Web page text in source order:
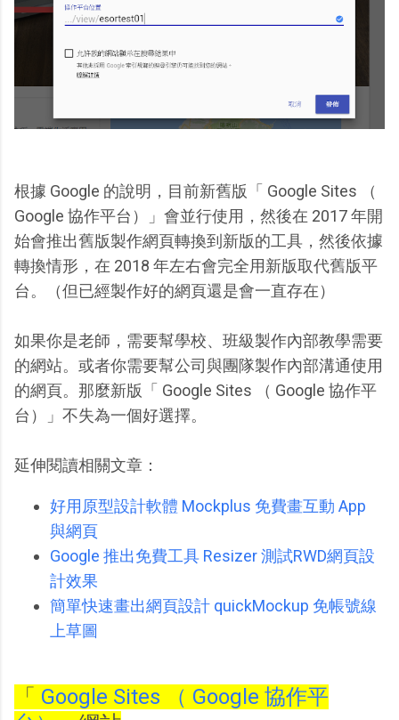
根據 Google 的說明，目前新舊版「 Google Sites （
Google 協作平台）」會並行使用，然後在 2017 年開
始會推出舊版製作網頁轉換到新版的工具，然後依據
轉換情形，在 2018 年左右會完全用新版取代舊版平
台。（但已經製作好的網頁還是會一直存在）
如果你是老師，需要幫學校、班級製作內部教學需要
的網站。或者你需要幫公司與團隊製作內部溝通使用
的網頁。那麼新版「 Google Sites （ Google 協作平
台）」不失為一個好選擇。
延伸閱讀相關文章：
好用原型設計軟體 Mockplus 免費畫互動 App
與網頁
Google 推出免費工具 Resizer 測試RWD網頁設
計效果
簡單快速畫出網頁設計 quickMockup 免帳號線
上草圖
「 Google Sites （ Google 協作平